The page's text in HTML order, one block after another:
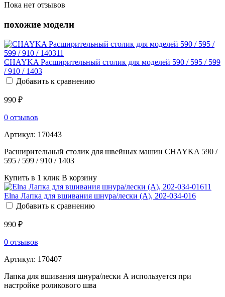
Пока нет отзывов
похожие модели
CHAYKA Расширительный столик для моделей 590 / 595 / 599
/ 910 / 1403
Добавить к сравнению
990 ₽
0 отзывов
Артикул: 170443
Расширительный столик для швейных машин CHAYKA 590 /
595 / 599 / 910 / 1403
Купить в 1 клик В корзину
Elna Лапка для вшивания шнура/лески (A), 202-034-016
Добавить к сравнению
990 ₽
0 отзывов
Артикул: 170407
Лапка для вшивания шнура/лески А используется при
настройке роликового шва